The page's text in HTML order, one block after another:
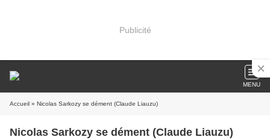
Publicité
MENU
Accueil » Nicolas Sarkozy se dément (Claude Liauzu)
Nicolas Sarkozy se dément (Claude Liauzu)